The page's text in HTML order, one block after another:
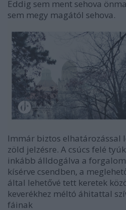
Eddig sem ment sehova
sem megy magától sehova.
Immár biztos elhatározással
zöld jelzésre. A csúcs felé
inkább álldogálva a
kísérve csendben, a
által lehetővé tett keretek
keverékhez méltó áhitattal
fáinak